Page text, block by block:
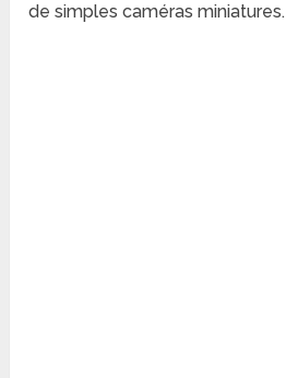
de simples caméras miniatures.